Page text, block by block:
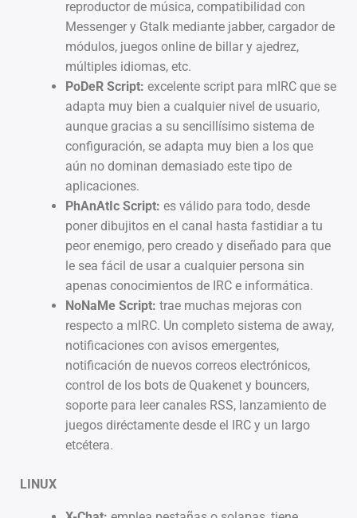
reproductor de música, compatibilidad con
Messenger y Gtalk mediante jabber, cargador de
módulos, juegos online de billar y ajedrez,
múltiples idiomas, etc.
PoDeR Script: excelente script para mIRC que se
adapta muy bien a cualquier nivel de usuario,
aunque gracias a su sencillísimo sistema de
configuración, se adapta muy bien a los que
aún no dominan demasiado este tipo de
aplicaciones.
PhAnAtIc Script: es válido para todo, desde
poner dibujitos en el canal hasta fastidiar a tu
peor enemigo, pero creado y diseñado para que
le sea fácil de usar a cualquier persona sin
apenas conocimientos de IRC e informática.
NoNaMe Script: trae muchas mejoras con
respecto a mIRC. Un completo sistema de away,
notificaciones con avisos emergentes,
notificación de nuevos correos electrónicos,
control de los bots de Quakenet y bouncers,
soporte para leer canales RSS, lanzamiento de
juegos diréctamente desde el IRC y un largo
etcétera.
LINUX